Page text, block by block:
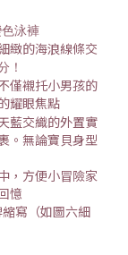
泳褲
緻的海浪線條交
！
僅襯托小男孩的
耀眼焦點
藍交織的外置實
。無論寶貝身型
，方便小冒險家
憶
寫（如圖六細